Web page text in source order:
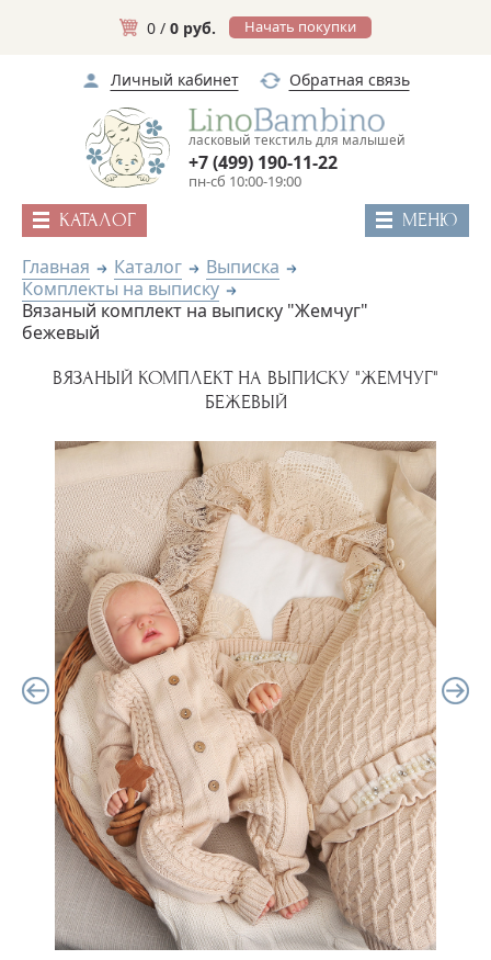
0 / 0 руб. Начать покупки
Личный кабинет Обратная связь
ласковый текстиль для малышей
пн-сб 10:00-19:00
+7 (499) 190-11-22
КАТАЛОГ МЕНЮ
Главная Каталог
Выписка
Комплекты на выписку
Вязаный комплект на выписку "Жемчуг"
бежевый
ВЯЗАНЫЙ КОМПЛЕКТ НА ВЫПИСКУ "ЖЕМЧУГ"
БЕЖЕВЫЙ